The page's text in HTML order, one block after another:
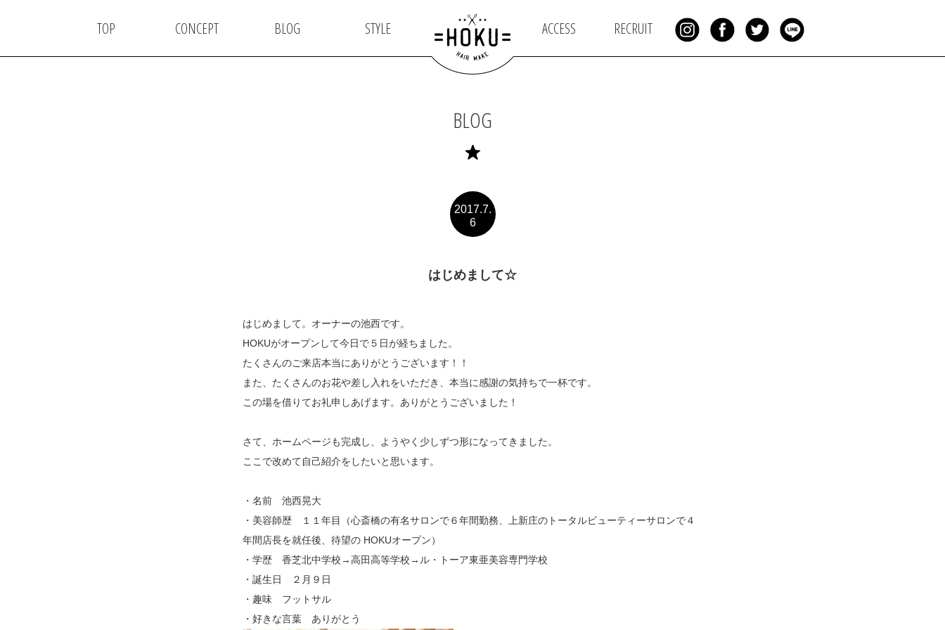
TOP CONCEPT BLOG STYLE ACCESS RECRUIT
BLOG
2017.7.
6
はじめまして☆
はじめまして。オーナーの池西です。
HOKUがオープンして今日で５日が経ちました。
たくさんのご来店本当にありがとうございます！！
また、たくさんのお花や差し入れをいただき、本当に感謝の気持ちで一杯です。
この場を借りてお礼申しあげます。ありがとうございました！
さて、ホームページも完成し、ようやく少しずつ形になってきました。
ここで改めて自己紹介をしたいと思います。
・名前 池西晃大
・美容師歴 １１年目（心斎橋の有名サロンで６年間勤務、上新庄のトータルビューティーサロンで４
年間店長を就任後、待望の HOKUオープン）
・学歴 香芝北中学校→高田高等学校→ル・トーア東亜美容専門学校
・誕生日 ２月９日
・趣味 フットサル
・好きな言葉 ありがとう